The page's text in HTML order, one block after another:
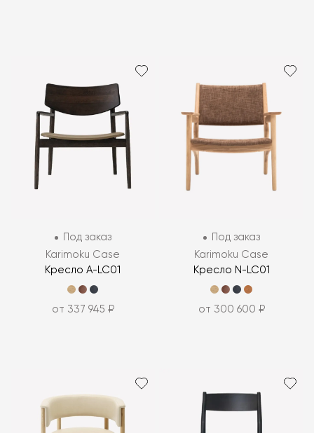
Под заказ
Karimoku Case
Кресло A-LC01
от 337 945 ₽
Под заказ
Karimoku Case
Кресло N-LC01
от 300 600 ₽